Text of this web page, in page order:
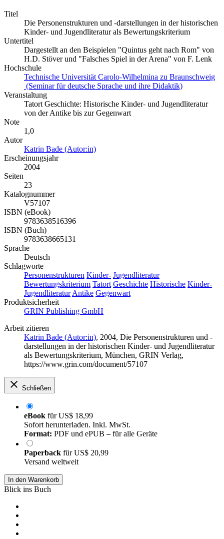
Titel
Die Personenstrukturen und -darstellungen in der historischen
Kinder- und Jugendliteratur als Bewertungskriterium
Untertitel
Dargestellt an den Beispielen "Quintus geht nach Rom" von
H.D. Stöver und "Falsches Spiel in der Arena" von F. Lenk
Hochschule
Technische Universität Carolo-Wilhelmina zu Braunschweig
(Seminar für deutsche Sprache und ihre Didaktik)
Veranstaltung
Tatort Geschichte: Historische Kinder- und Jugendliteratur
von der Antike bis zur Gegenwart
Note
1,0
Autor
Katrin Bade (Autor:in)
Erscheinungsjahr
2004
Seiten
23
Katalognummer
V57107
ISBN (eBook)
9783638516396
ISBN (Buch)
9783638665131
Sprache
Deutsch
Schlagworte
Personenstrukturen Kinder- Jugendliteratur
Bewertungskriterium Tatort Geschichte Historische Kinder-
Jugendliteratur Antike Gegenwart
Produktsicherheit
GRIN Publishing GmbH
Arbeit zitieren
Katrin Bade (Autor:in), 2004, Die Personenstrukturen und -
darstellungen in der historischen Kinder- und Jugendliteratur
als Bewertungskriterium, München, GRIN Verlag,
https://www.grin.com/document/57107
Schließen
eBook fürUS$ 18,99
Sofort herunterladen. Inkl. MwSt.
Format: PDF und ePUB – für alle Geräte
Paperback fürUS$ 20,99
Versand weltweit
In den Warenkorb
Blick ins Buch